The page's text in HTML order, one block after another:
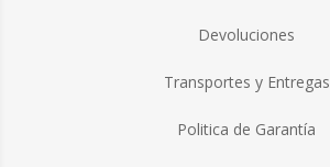
Devoluciones
Transportes y Entregas
Politica de Garantía